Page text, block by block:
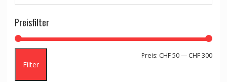
Preisfilter
Min.
Max.
Filter
Preis: CHF 50— CHF 300